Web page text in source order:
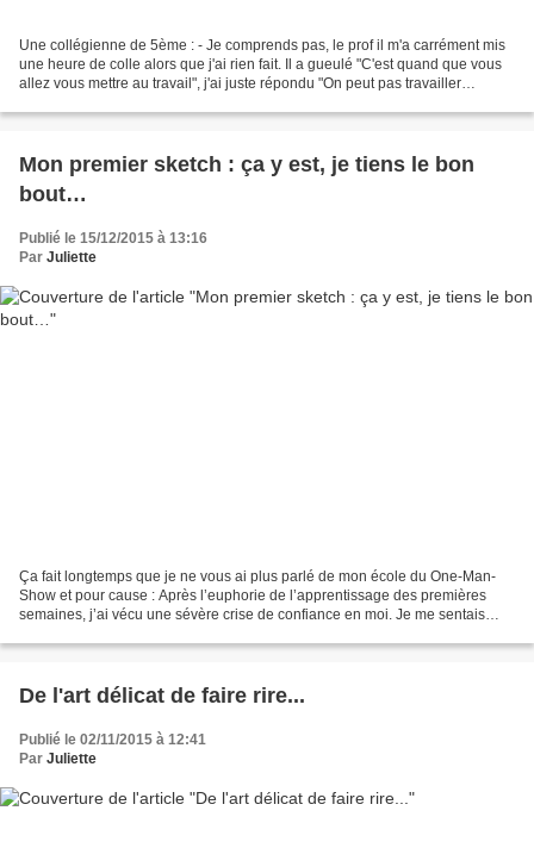
Une collégienne de 5ème : - Je comprends pas, le prof il m'a carrément mis
une heure de colle alors que j'ai rien fait. Il a gueulé "C'est quand que vous
allez vous mettre au travail", j'ai juste répondu "On peut pas travailler
Mon premier sketch : ça y est, je tiens le bon
bout…
Publié le 15/12/2015 à 13:16
Par Juliette
Ça fait longtemps que je ne vous ai plus parlé de mon école du One-Man-
Show et pour cause : Après l’euphorie de l’apprentissage des premières
semaines, j’ai vécu une sévère crise de confiance en moi. Je me sentais
De l'art délicat de faire rire...
Publié le 02/11/2015 à 12:41
Par Juliette